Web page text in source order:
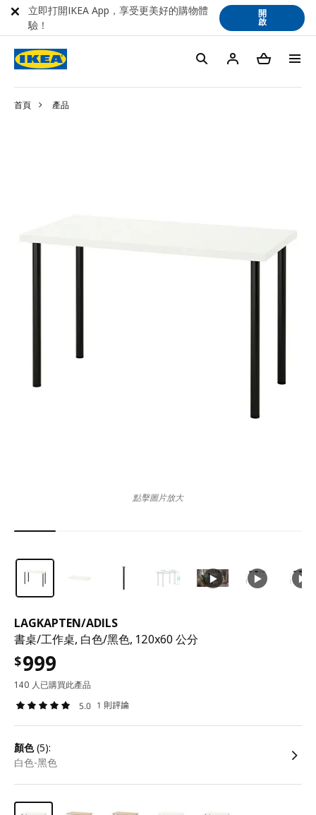
首頁 產品
LAGKAPTEN/ADILS
書桌/工作桌, 白色/黑色, 120x60 公分
$999
140 人已購買此產品
5.0 1 則評論
顏色(5):
白色-黑色
點擊圖片放大
立即打開IKEA App，享受更美好的購物體
驗！
開
啟